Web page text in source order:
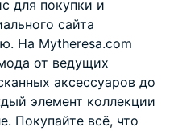
для покупки и
сайта
На Mytheresa.com
от ведущих
аксессуаров до
элемент коллекции
Покупайте всё, что